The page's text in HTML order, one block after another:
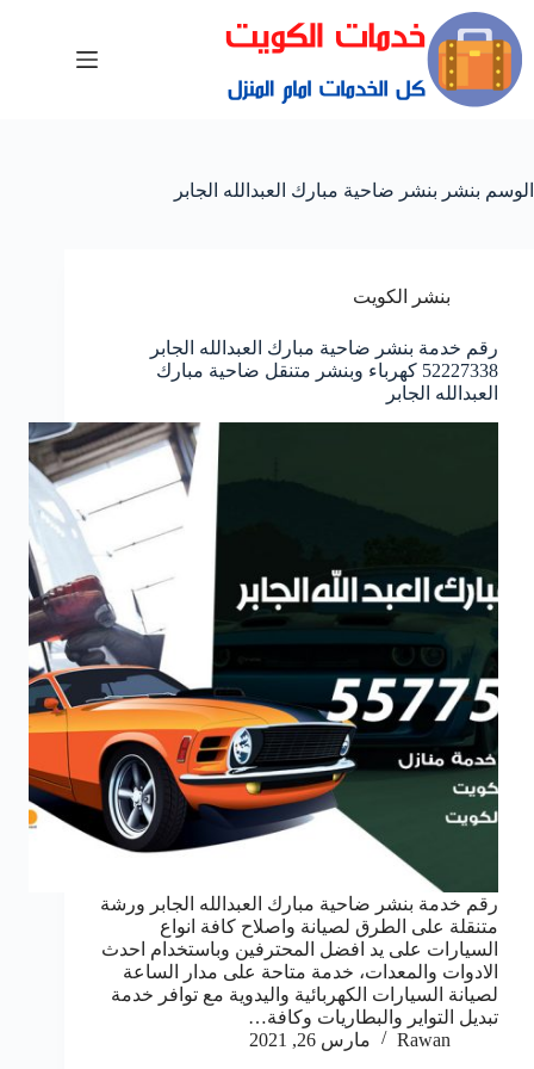
الوسم بنشر بنشر ضاحية مبارك العبدالله الجابر
بنشر الكويت
رقم خدمة بنشر ضاحية مبارك العبدالله الجابر
52227338 كهرباء وبنشر متنقل ضاحية مبارك
العبدالله الجابر
رقم خدمة بنشر ضاحية مبارك العبدالله الجابر ورشة
متنقلة على الطرق لصيانة واصلاح كافة انواع
السيارات على يد افضل المحترفين وباستخدام احدث
الادوات والمعدات، خدمة متاحة على مدار الساعة
لصيانة السيارات الكهربائية واليدوية مع توافر خدمة
تبديل التواير والبطاريات وكافة…
Rawan
مارس 26, 2021